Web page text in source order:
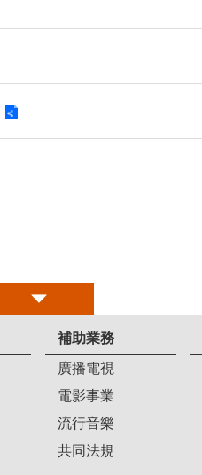
補助業務
廣播電視
電影事業
流行音樂
共同法規